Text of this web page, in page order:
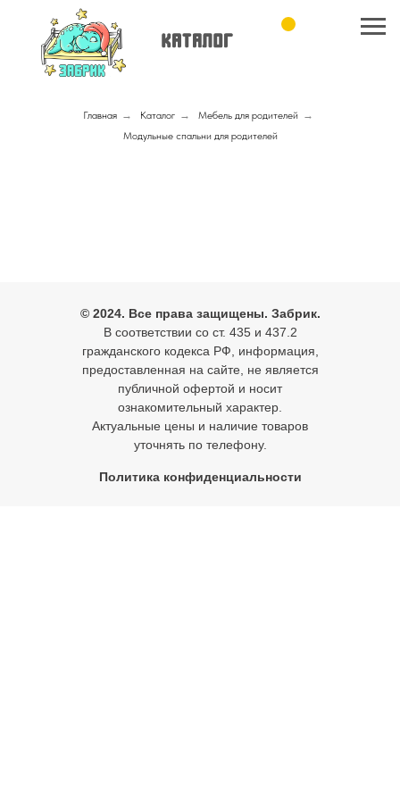
Главная → Каталог → Мебель для родителей →
Модульные спальни для родителей
© 2024. Все права защищены. Забрик.
В соответствии со ст. 435 и 437.2
гражданского кодекса РФ, информация,
предоставленная на сайте, не является
публичной офертой и носит
ознакомительный характер.
Актуальные цены и наличие товаров
уточнять по телефону.
Политика конфиденциальности